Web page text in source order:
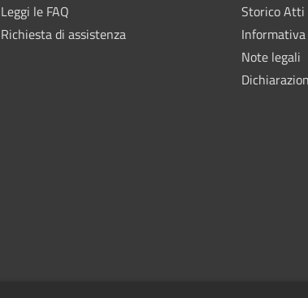
Leggi le FAQ
Richiesta di assistenza
Storico Atti
Note legali